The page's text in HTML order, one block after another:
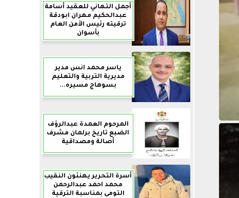
أجمل التهاني للعقيد أسامة
عبدالحكيم مهران ابودقة
ترقيته رئيس الأمن العام
بأسوان
ياسر محمد انس مدير
مديرية التربية والتعليم
بسوهاج مسيره...
المرحوم العمدة عبدالرؤف
الضبع تاريخ برلمان مشرف
أصالة ومصداقية
أسرة التحرير يهنئون النقيب
محمد احمد عبدالرحمن
التومى بمناسبة الترقية